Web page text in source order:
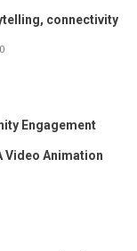
connectivity
Engagement
Video Animation